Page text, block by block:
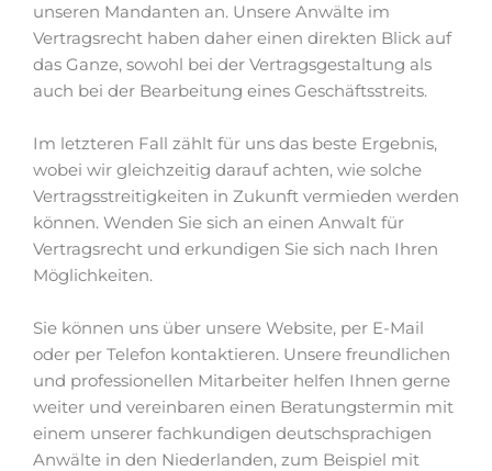
unseren Mandanten an. Unsere Anwälte im
Vertragsrecht haben daher einen direkten Blick auf
das Ganze, sowohl bei der Vertragsgestaltung als
auch bei der Bearbeitung eines Geschäftsstreits.
Im letzteren Fall zählt für uns das beste Ergebnis,
wobei wir gleichzeitig darauf achten, wie solche
Vertragsstreitigkeiten in Zukunft vermieden werden
können. Wenden Sie sich an einen Anwalt für
Vertragsrecht und erkundigen Sie sich nach Ihren
Möglichkeiten.
Sie können uns über unsere Website, per E-Mail
oder per Telefon kontaktieren. Unsere freundlichen
und professionellen Mitarbeiter helfen Ihnen gerne
weiter und vereinbaren einen Beratungstermin mit
einem unserer fachkundigen deutschsprachigen
Anwälte in den Niederlanden, zum Beispiel mit